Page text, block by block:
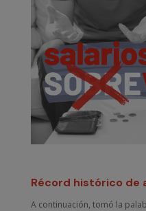
Récord histórico de
A continuación, tomó la